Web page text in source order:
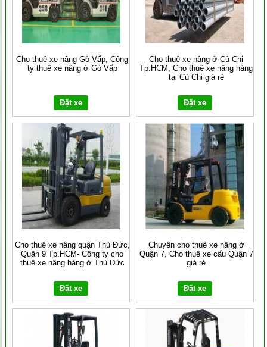
Cho thuê xe nâng Gò Vấp, Công
ty thuê xe nâng ở Gò Vấp
Đặt xe
Cho thuê xe nâng ở Củ Chi
Tp.HCM, Cho thuê xe nâng hàng
tại Củ Chi giá rẻ
Đặt xe
Cho thuê xe nâng quận Thủ Đức,
Quận 9 Tp.HCM- Công ty cho
thuê xe nâng hàng ở Thủ Đức
Đặt xe
Chuyên cho thuê xe nâng ở
Quận 7, Cho thuê xe cẩu Quận 7
giá rẻ
Đặt xe